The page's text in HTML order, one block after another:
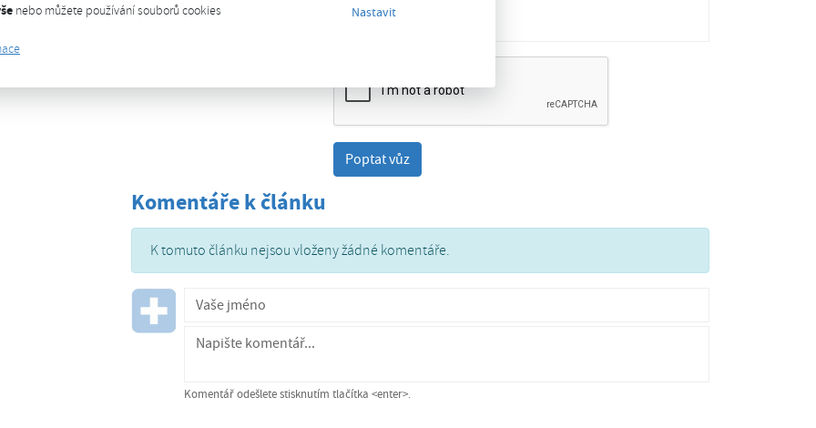
nebo můžete používání souborů cookies
Nastavit
Komentáře k článku
K tomuto článku nejsou vloženy žádné komentáře.
Komentář odešlete stisknutím tlačítka <enter>.